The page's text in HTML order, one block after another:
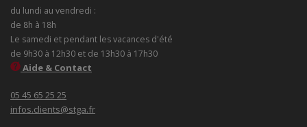
du lundi au vendredi :
de 8h à 18h
Le samedi et pendant les vacances d'été
de 9h30 à 12h30 et de 13h30 à 17h30
Aide & Contact
05 45 65 25 25
infos.clients@stga.fr